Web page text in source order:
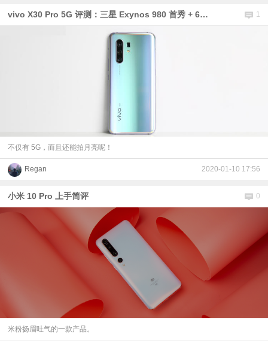
vivo X30 Pro 5G 评测：三星 Exynos 980 首秀 + 60 倍超级变焦 1
不仅有 5G，而且还能拍月亮呢！
Regan 2020-01-10 17:56
小米 10 Pro 上手简评 0
米粉扬眉吐气的一款产品。